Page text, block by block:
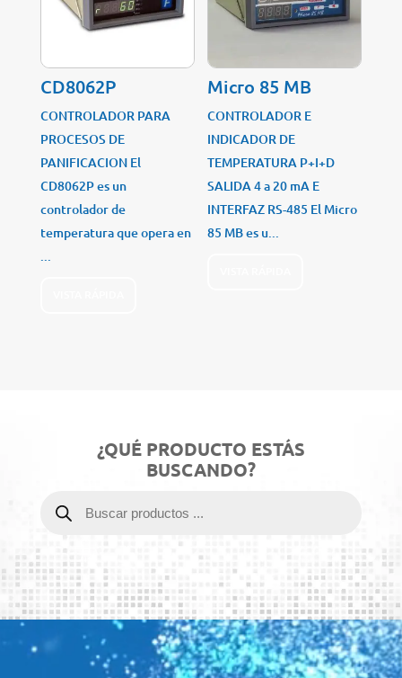
CD8062P
CONTROLADOR PARA
PROCESOS DE
PANIFICACION El
CD8062P es un
controlador de
temperatura que opera en
...
Micro 85 MB
CONTROLADOR E
INDICADOR DE
TEMPERATURA P+I+D
SALIDA 4 a 20 mA E
INTERFAZ RS-485 El Micro
85 MB es u...
¿QUÉ PRODUCTO ESTÁS
BUSCANDO?
productos
Reproductor